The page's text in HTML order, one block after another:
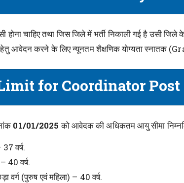
चाहिए तथा जिस जिले में भर्ती निकाली गई है उसी जिले के
आवेदन करने के लिए न्यूनतम शैक्षणिक योग्यता स्नातक
for Coordinator Post
01/01/2025 को आवेदक की अधिकतम आयु सीमा
वर्ष.
40 वर्ष.
वर्ग (पुरुष एवं महिला) – 40 वर्ष.